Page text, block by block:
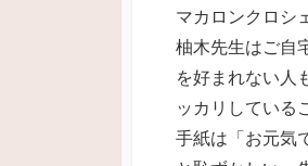
マカロンクロシ
柚木先生はご自
を好まれない人
ッカリしている
手紙は「お元気